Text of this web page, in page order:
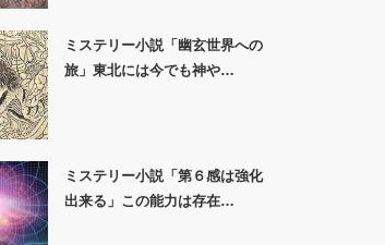
ミステリー小説「幽玄世界への
旅」東北には今でも神や…
ミステリー小説「第６感は強化
出来る」この能力は存在…